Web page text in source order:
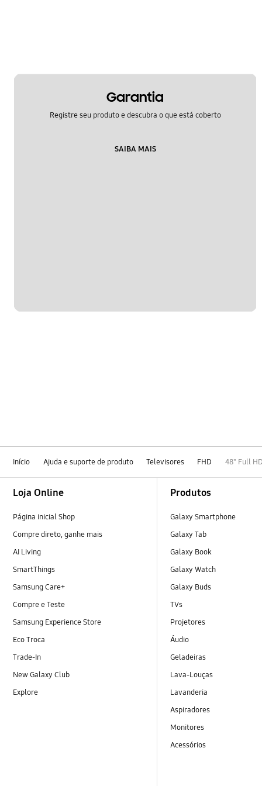
Garantia
Registre seu produto e descubra o que está coberto
SAIBA MAIS
Início Ajuda e suporte de produto Televisores FHD 48" Full
Loja Online
Página inicial Shop
Compre direto, ganhe mais
AI Living
SmartThings
Samsung Care+
Compre e Teste
Samsung Experience Store
Eco Troca
Trade-In
New Galaxy Club
Explore
Produtos
Galaxy Smartphone
Galaxy Tab
Galaxy Book
Galaxy Watch
Galaxy Buds
TVs
Projetores
Áudio
Geladeiras
Lava-Louças
Lavanderia
Aspiradores
Monitores
Acessórios